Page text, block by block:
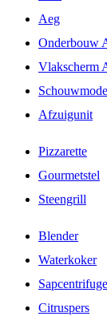
Aeg
Onderbouw
Vlakscherm
Afzuigunit
Pizzarette
Gourmetstel
Steengrill
Blender
Waterkoker
Sapcentrifuge
Citruspers